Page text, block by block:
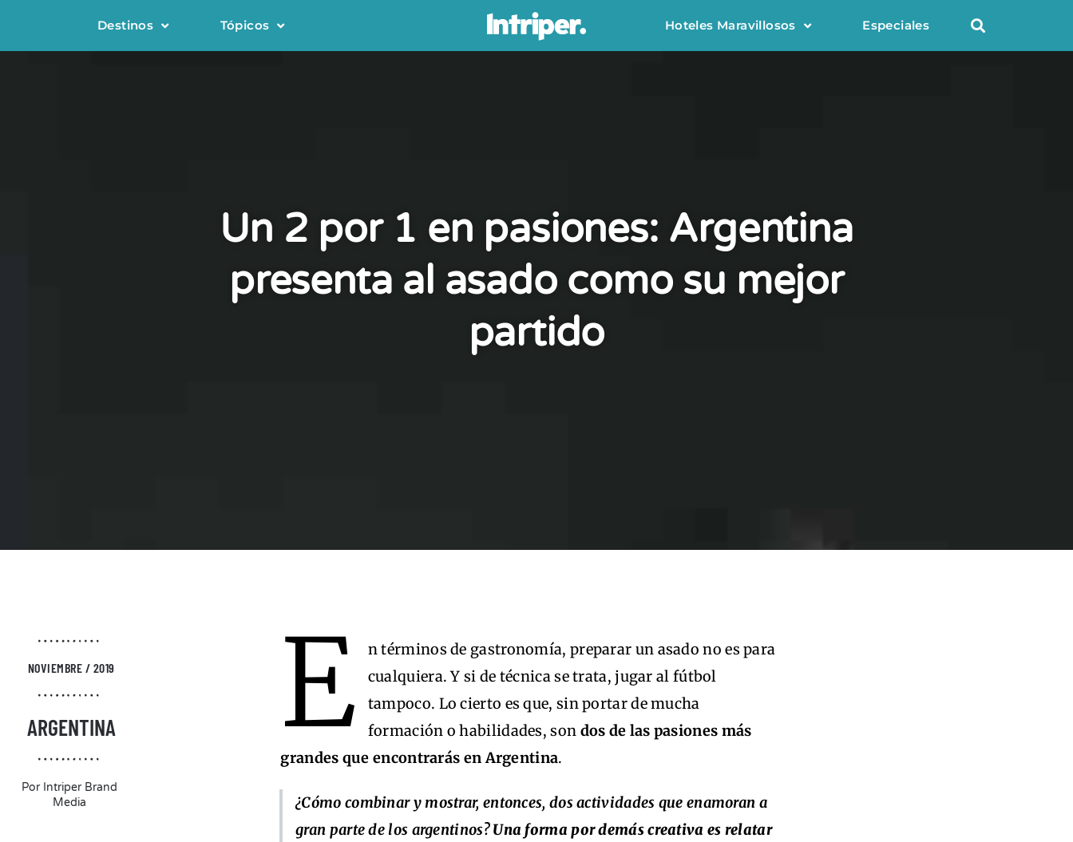
Destinos Tópicos Hoteles Maravillosos Especiales
Un 2 por 1 en pasiones: Argentina
presenta al asado como su mejor
partido
NOVIEMBRE / 2019
ARGENTINA
PorIntriper Brand
Media
E
n términos de gastronomía, preparar un asado no es para
cualquiera. Y si de técnica se trata, jugar al fútbol
tampoco. Lo cierto es que, sin portar de mucha
formación o habilidades, son dos de las pasiones más
grandes que encontrarás en Argentina.
¿Cómo combinar y mostrar, entonces, dos actividades que enamoran a
gran parte de los argentinos?Una forma por demás creativa es relatar